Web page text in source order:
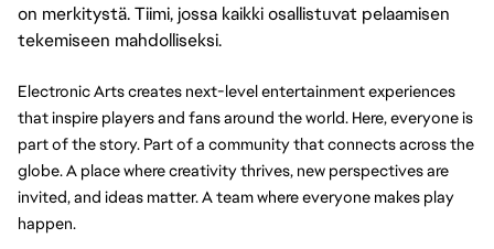
on merkitystä. Tiimi, jossa kaikki osallistuvat pelaamisen
tekemiseen mahdolliseksi.
Electronic Arts creates next-level entertainment experiences
that inspire players and fans around the world. Here, everyone is
part of the story. Part of a community that connects across the
globe. A place where creativity thrives, new perspectives are
invited, and ideas matter. A team where everyone makes play
happen.